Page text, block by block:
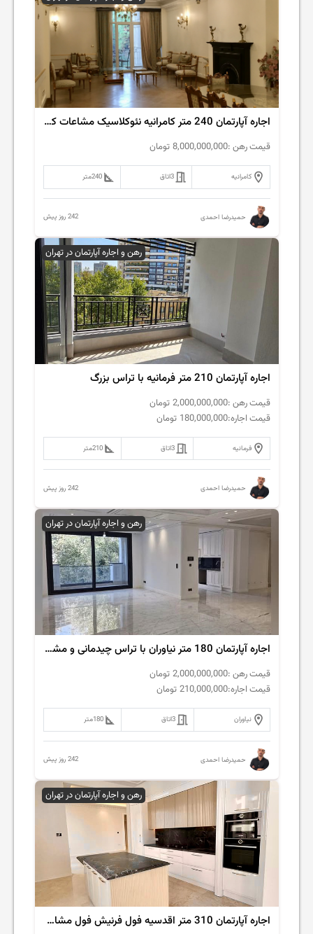
اجاره آپارتمان 240 متر کامرانیه نئوکلاسیک مشاعات کامل
قیمت رهن :8,000,000,000 تومان
کامرانیه 3اتاق 240متر
حمیدرضا احمدی 242 روز پیش
رهن و اجاره آپارتمان در تهران
اجاره آپارتمان 210 متر فرمانیه با تراس بزرگ
قیمت رهن :2,000,000,000 تومان
قیمت اجاره:180,000,000 تومان
فرمانیه 3اتاق 210متر
حمیدرضا احمدی 242 روز پیش
رهن و اجاره آپارتمان در تهران
اجاره آپارتمان 180 متر نیاوران با تراس چیدمانی و مشاعات کامل
قیمت رهن :2,000,000,000 تومان
قیمت اجاره:210,000,000 تومان
نیاوران 3اتاق 180متر
حمیدرضا احمدی 242 روز پیش
رهن و اجاره آپارتمان در تهران
اجاره آپارتمان 310 متر اقدسیه فول فرنیش فول مشاعات